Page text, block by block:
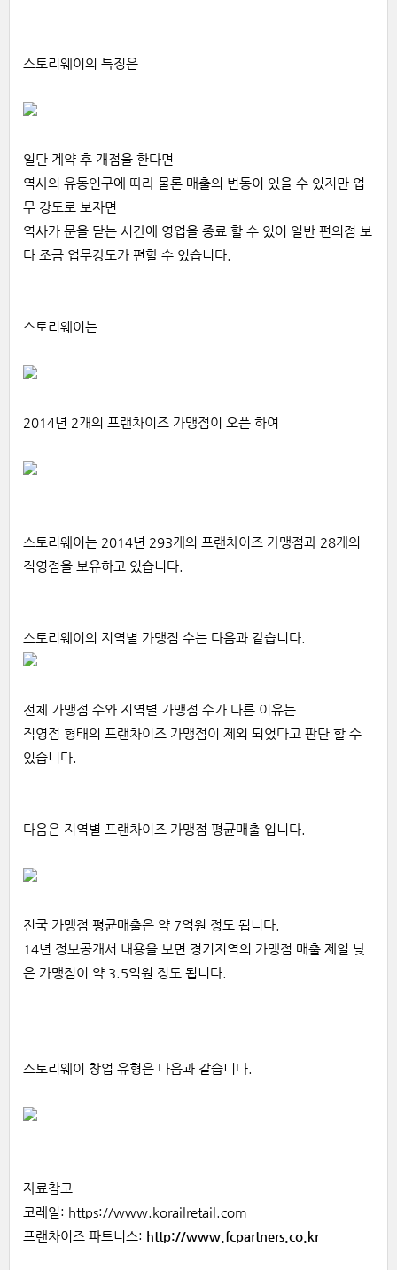
스토리웨이의 특징은
일단 계약 후 개점을 한다면
역사의 유동인구에 따라 물론 매출의 변동이 있을 수 있지만 업
무 강도로 보자면
역사가 문을 닫는 시간에 영업을 종료 할 수 있어 일반 편의점 보
다 조금 업무강도가 편할 수 있습니다.
스토리웨이는
2014년 2개의 프랜차이즈 가맹점이 오픈 하여
스토리웨이는 2014년 293개의 프랜차이즈 가맹점과 28개의
직영점을 보유하고 있습니다.
스토리웨이의 지역별 가맹점 수는 다음과 같습니다.
전체 가맹점 수와 지역별 가맹점 수가 다른 이유는
직영점 형태의 프랜차이즈 가맹점이 제외 되었다고 판단 할 수
있습니다.
다음은 지역별 프랜차이즈 가맹점 평균매출 입니다.
전국 가맹점 평균매출은 약 7억원 정도 됩니다.
14년 정보공개서 내용을 보면 경기지역의 가맹점 매출 제일 낮
은 가맹점이 약 3.5억원 정도 됩니다.
스토리웨이 창업 유형은 다음과 같습니다.
자료참고
코레일: https://www.korailretail.com
프랜차이즈 파트너스: http://www.fcpartners.co.kr